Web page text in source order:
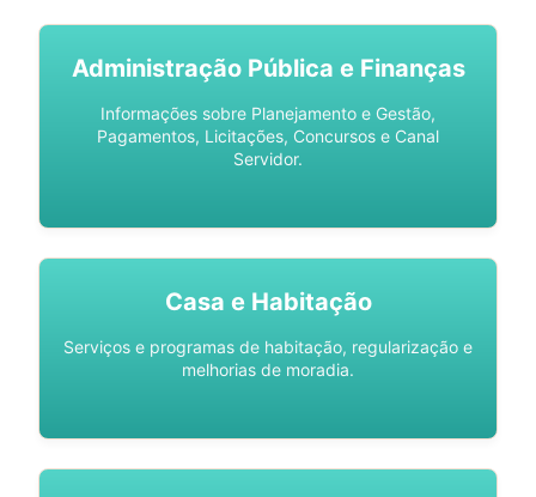
Administração Pública e Finanças
Informações sobre Planejamento e Gestão,
Pagamentos, Licitações, Concursos e Canal
Servidor.
Casa e Habitação
Serviços e programas de habitação, regularização e
melhorias de moradia.